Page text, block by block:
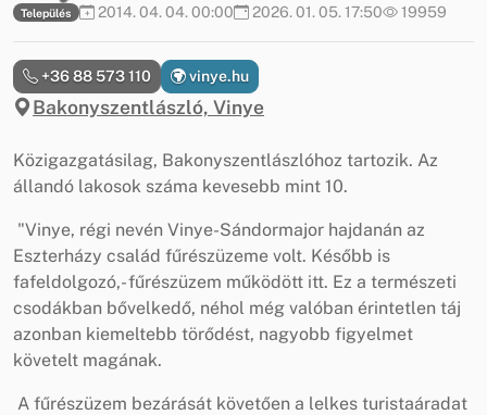
Település 2014. 04. 04. 00:00 2026. 01. 05. 17:50 19959
Bakonyszentlászló, Vinye
+36 88 573 110 vinye.hu
Közigazgatásilag, Bakonyszentlászlóhoz tartozik. Az
állandó lakosok száma kevesebb mint 10.
"Vinye, régi nevén Vinye-Sándormajor hajdanán az
Eszterházy család fűrészüzeme volt. Később is
fafeldolgozó,- fűrészüzem működött itt. Ez a természeti
csodákban bővelkedő, néhol még valóban érintetlen táj
azonban kiemeltebb törődést, nagyobb figyelmet
követelt magának.
A fűrészüzem bezárását követően a lelkes turistaáradat